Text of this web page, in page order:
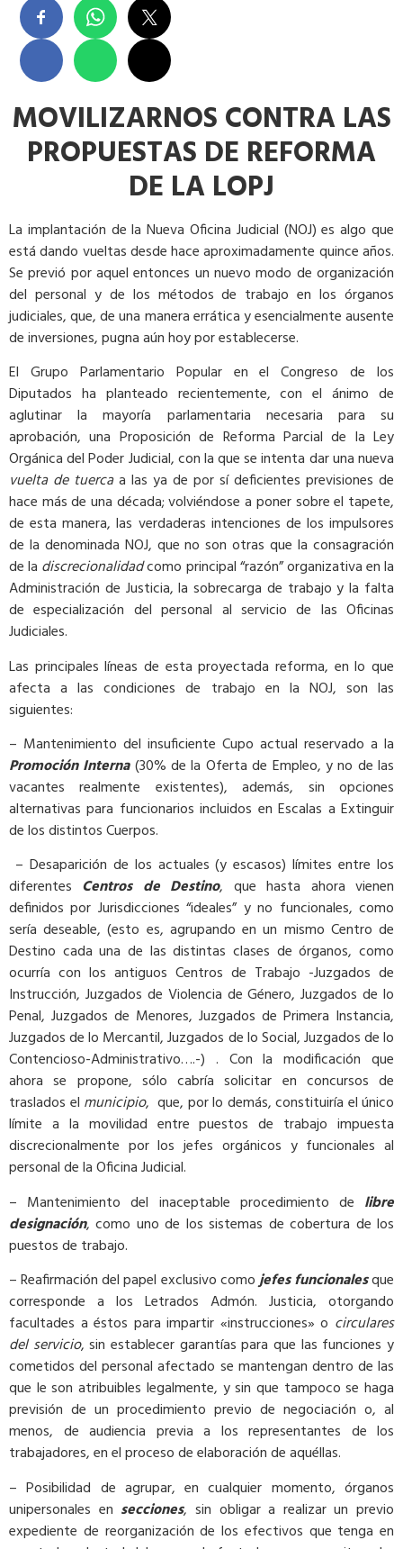
MOVILIZARNOS CONTRA LAS
PROPUESTAS DE REFORMA
DE LA LOPJ
La implantación de la Nueva Oficina Judicial (NOJ) es algo que
está dando vueltas desde hace aproximadamente quince años.
Se previó por aquel entonces un nuevo modo de organización
del personal y de los métodos de trabajo en los órganos
judiciales, que, de una manera errática y esencialmente ausente
de inversiones, pugna aún hoy por establecerse.
El Grupo Parlamentario Popular en el Congreso de los
Diputados ha planteado recientemente, con el ánimo de
aglutinar la mayoría parlamentaria necesaria para su
aprobación, una Proposición de Reforma Parcial de la Ley
Orgánica del Poder Judicial, con la que se intenta dar una nueva
vuelta de tuercaa las ya de por sí deficientes previsiones de
hace más de una década; volviéndose a poner sobre el tapete,
de esta manera, las verdaderas intenciones de los impulsores
de la denominada NOJ, que no son otras que la consagración
de la discrecionalidadcomo principal “razón” organizativa en la
Administración de Justicia, la sobrecarga de trabajo y la falta
de especialización del personal al servicio de las Oficinas
Judiciales.
Las principales líneas de esta proyectada reforma, en lo que
afecta a las condiciones de trabajo en la NOJ, son las
siguientes:
– Mantenimiento del insuficiente Cupo actual reservado a la
Promoción Interna(30% de la Oferta de Empleo, y no de las
vacantes realmente existentes), además, sin opciones
alternativas para funcionarios incluidos en Escalas a Extinguir
de los distintos Cuerpos.
– Desaparición de los actuales (y escasos) límites entre los
diferentes Centros de Destino, que hasta ahora vienen
definidos por Jurisdicciones “ideales” y no funcionales, como
sería deseable, (esto es, agrupando en un mismo Centro de
Destino cada una de las distintas clases de órganos, como
ocurría con los antiguos Centros de Trabajo -Juzgados de
Instrucción, Juzgados de Violencia de Género, Juzgados de lo
Penal, Juzgados de Menores, Juzgados de Primera Instancia,
Juzgados de lo Mercantil, Juzgados de lo Social, Juzgados de lo
Contencioso-Administrativo….-) . Con la modificación que
ahora se propone, sólo cabría solicitar en concursos de
traslados el municipio, que, por lo demás, constituiría el único
límite a la movilidad entre puestos de trabajo impuesta
discrecionalmente por los jefes orgánicos y funcionales al
personal de la Oficina Judicial.
– Mantenimiento del inaceptable procedimiento de libre
designación, como uno de los sistemas de cobertura de los
puestos de trabajo.
– Reafirmación del papel exclusivo comojefes funcionalesque
corresponde a los Letrados Admón. Justicia, otorgando
facultades a éstos para impartir «instrucciones» o circulares
del servicio, sin establecer garantías para que las funciones y
cometidos del personal afectado se mantengan dentro de las
que le son atribuibles legalmente, y sin que tampoco se haga
previsión de un procedimiento previo de negociación o, al
menos, de audiencia previa a los representantes de los
trabajadores, en el proceso de elaboración de aquéllas.
– Posibilidad de agrupar, en cualquier momento, órganos
unipersonales en secciones, sin obligar a realizar un previo
expediente de reorganización de los efectivos que tenga en